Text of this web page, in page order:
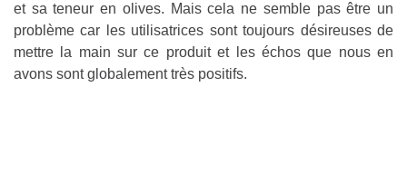
et sa teneur en olives. Mais cela ne semble pas être un
problème car les utilisatrices sont toujours désireuses de
mettre la main sur ce produit et les échos que nous en
avons sont globalement très positifs.